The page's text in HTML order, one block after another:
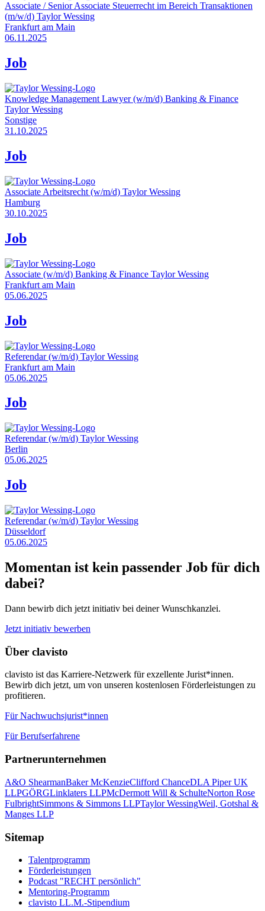
Associate / Senior Associate Steuerrecht im Bereich Transaktionen
(m/w/d) Taylor Wessing
Frankfurt am Main
06.11.2025
Job
Knowledge Management Lawyer (w/m/d) Banking & Finance
Taylor Wessing
Sonstige
31.10.2025
Job
Associate Arbeitsrecht (w/m/d) Taylor Wessing
Hamburg
30.10.2025
Job
Associate (w/m/d) Banking & Finance Taylor Wessing
Frankfurt am Main
05.06.2025
Job
Referendar (w/m/d) Taylor Wessing
Frankfurt am Main
05.06.2025
Job
Referendar (w/m/d) Taylor Wessing
Berlin
05.06.2025
Job
Referendar (w/m/d) Taylor Wessing
Düsseldorf
05.06.2025
Momentan ist kein passender Job für dich
dabei?
Dann bewirb dich jetzt initiativ bei deiner Wunschkanzlei.
Jetzt initiativ bewerben
Über clavisto
clavisto ist das Karriere-Netzwerk für exzellente Jurist*innen.
Bewirb dich jetzt, um von unseren kostenlosen Förderleistungen zu
profitieren.
Für Nachwuchsjurist*innen
Für Berufserfahrene
Partnerunternehmen
A&O ShearmanBaker McKenzieClifford ChanceDLA Piper UK
LLPGÖRGLinklaters LLPMcDermott Will & SchulteNorton Rose
FulbrightSimmons & Simmons LLPTaylor WessingWeil, Gotshal &
Manges LLP
Sitemap
Talentprogramm
Förderleistungen
Podcast "RECHT persönlich"
Mentoring-Programm
clavisto LL.M.-Stipendium